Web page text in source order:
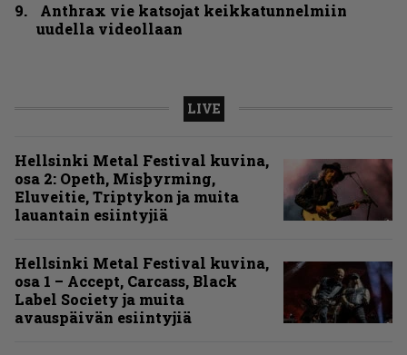
Anthrax vie katsojat keikkatunnelmiin
uudella videollaan
LIVE
Hellsinki Metal Festival kuvina,
osa 2: Opeth, Misþyrming,
Eluveitie, Triptykon ja muita
lauantain esiintyjiä
Hellsinki Metal Festival kuvina,
osa 1 – Accept, Carcass, Black
Label Society ja muita
avauspäivän esiintyjiä